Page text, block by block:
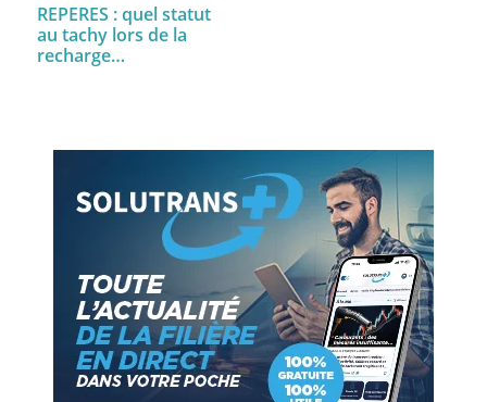
REPERES : quel statut
au tachy lors de la
recharge…